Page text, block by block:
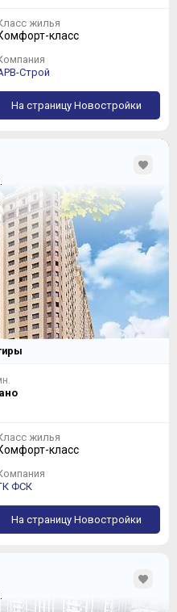
евро почти на 10
окна и за счет
кухни-гостиной может с
именоваться
квартира с приставкой
изолированными
стандартный балконный
под объединение с
жилья
класс
Строй
На страницу Новостройки
жилья
класс
ФСК
На страницу Новостройки